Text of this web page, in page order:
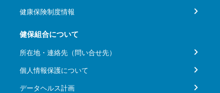
健康保険制度情報
健保組合について
所在地・連絡先（問い合せ先）
個人情報保護について
データヘルス計画